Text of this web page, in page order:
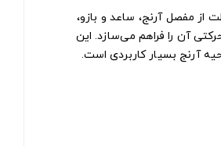
مفصل آرنج، ساعد و بازو،
آن را فراهم می‌سازد. این
آرنج بسیار کاربردی است.